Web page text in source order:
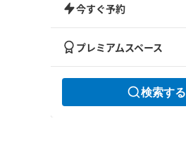
今すぐ予約
プレミアムスペース
検索する